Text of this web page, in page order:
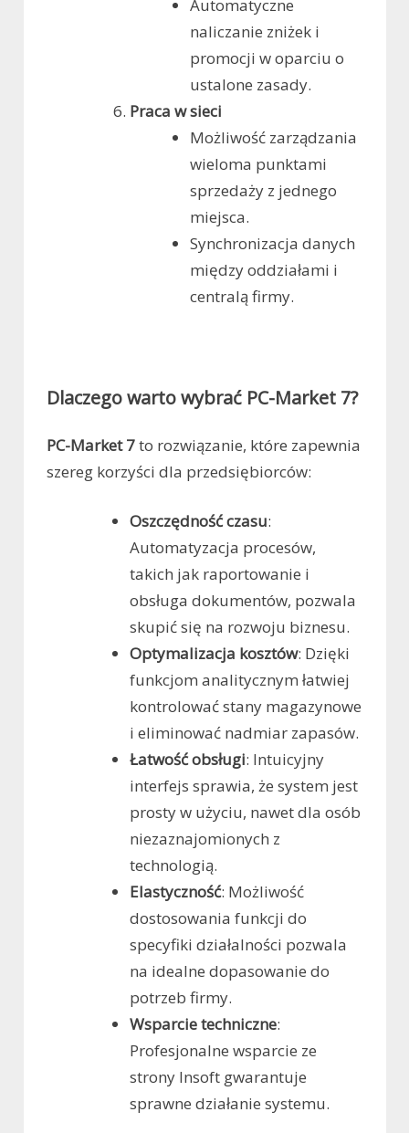
Automatyczne
naliczanie zniżek i
promocji w oparciu o
ustalone zasady.
Praca w sieci
Możliwość zarządzania
wieloma punktami
sprzedaży z jednego
miejsca.
Synchronizacja danych
między oddziałami i
centralą firmy.
Dlaczego warto wybrać PC-Market 7?
PC-Market 7to rozwiązanie, które zapewnia
szereg korzyści dla przedsiębiorców:
Oszczędność czasu:
Automatyzacja procesów,
takich jak raportowanie i
obsługa dokumentów, pozwala
skupić się na rozwoju biznesu.
Optymalizacja kosztów: Dzięki
funkcjom analitycznym łatwiej
kontrolować stany magazynowe
i eliminować nadmiar zapasów.
Łatwość obsługi: Intuicyjny
interfejs sprawia, że system jest
prosty w użyciu, nawet dla osób
niezaznajomionych z
technologią.
Elastyczność: Możliwość
dostosowania funkcji do
specyfiki działalności pozwala
na idealne dopasowanie do
potrzeb firmy.
Wsparcie techniczne:
Profesjonalne wsparcie ze
strony Insoft gwarantuje
sprawne działanie systemu.